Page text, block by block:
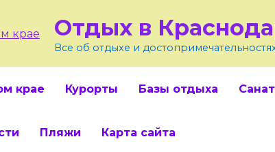
Отдых в
Все об отдыхе и
крае Курорты Базы отдыха
Пляжи Карта сайта